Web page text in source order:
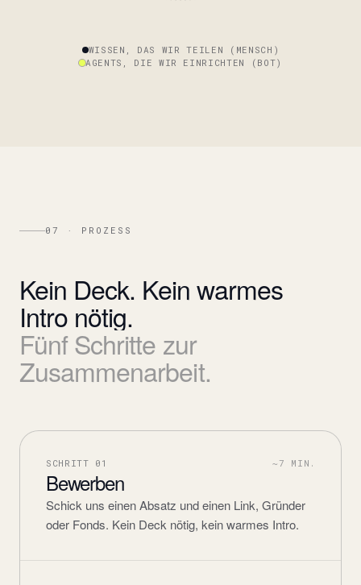
WISSEN, DAS WIR TEILEN (MENSCH)
AGENTS, DIE WIR EINRICHTEN (BOT)
07 · PROZESS
Kein Deck. Keinwarmes
Intro nötig.
FünfSchritte zur
Zusammenarbeit.
SCHRITT 01 ~7 MIN.
Bewerben
Schick uns einen Absatz und einen Link, Gründer
oder Fonds. Kein Deck nötig, kein warmes Intro.